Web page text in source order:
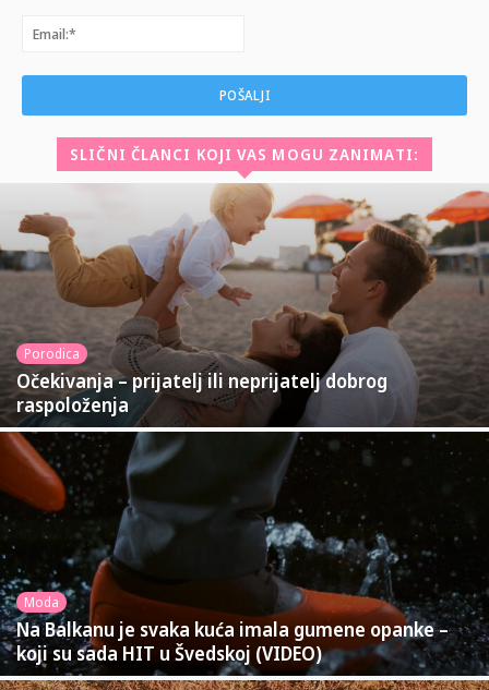
SLIČNI ČLANCI KOJI VAS MOGU ZANIMATI:
Porodica
Očekivanja – prijatelj ili neprijatelj dobrog
raspoloženja
Moda
Na Balkanu je svaka kuća imala gumene opanke –
koji su sada HIT u Švedskoj (VIDEO)